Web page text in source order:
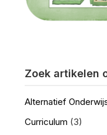
Zoek artikelen
Alternatief
Curriculum (3)